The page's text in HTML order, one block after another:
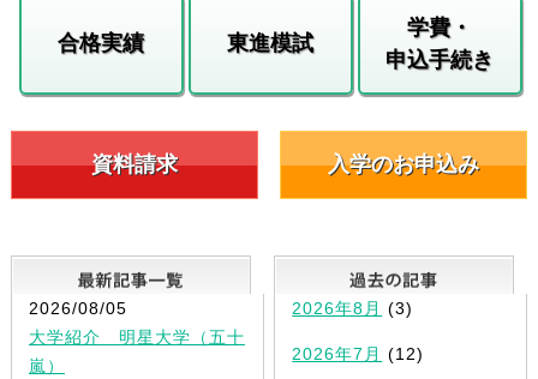
合格実績 東進模試
学費・
申込手続き
資料請求 入学のお申込み
最新記事一覧
2026/08/05
大学紹介 明星大学（五十
嵐）
2026年8月 (3)
2026年7月 (12)